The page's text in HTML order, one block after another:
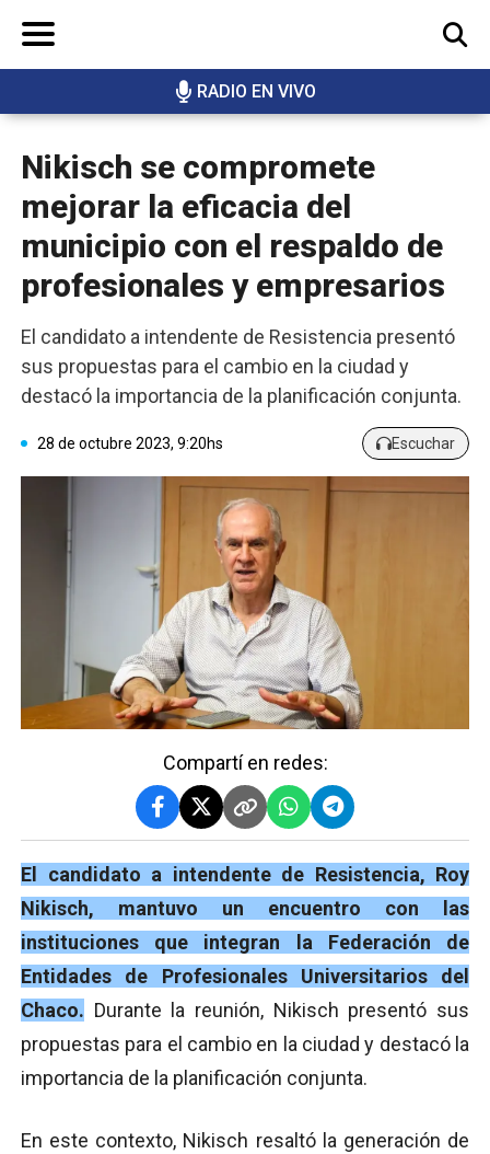
RADIO EN VIVO
BUSCAR
Nikisch se compromete
mejorar la eficacia del
municipio con el respaldo de
profesionales y empresarios
El candidato a intendente de Resistencia presentó
sus propuestas para el cambio en la ciudad y
destacó la importancia de la planificación conjunta.
28 de octubre 2023, 9:20hs Escuchar
Compartí en redes:
El candidato a intendente de Resistencia, Roy
Nikisch, mantuvo un encuentro con las
instituciones que integran la Federación de
Entidades de Profesionales Universitarios del
Chaco. Durante la reunión, Nikisch presentó sus
propuestas para el cambio en la ciudad y destacó la
importancia de la planificación conjunta.
En este contexto, Nikisch resaltó la generación de